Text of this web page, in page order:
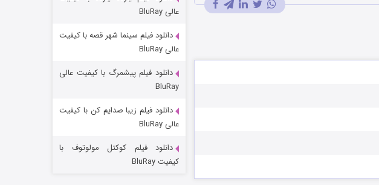
جادوگری در مغولستان
عالی BluRay
دانلود فیلم سینما شهر قصه با کیفیت
عالی BluRay
دانلود فیلم پیشمرگ با کیفیت عالی
BluRay
دانلود فیلم زیبا صدایم کن با کیفیت
عالی BluRay
دانلود فیلم کوکتل مولوتوف با
کیفیت BluRay